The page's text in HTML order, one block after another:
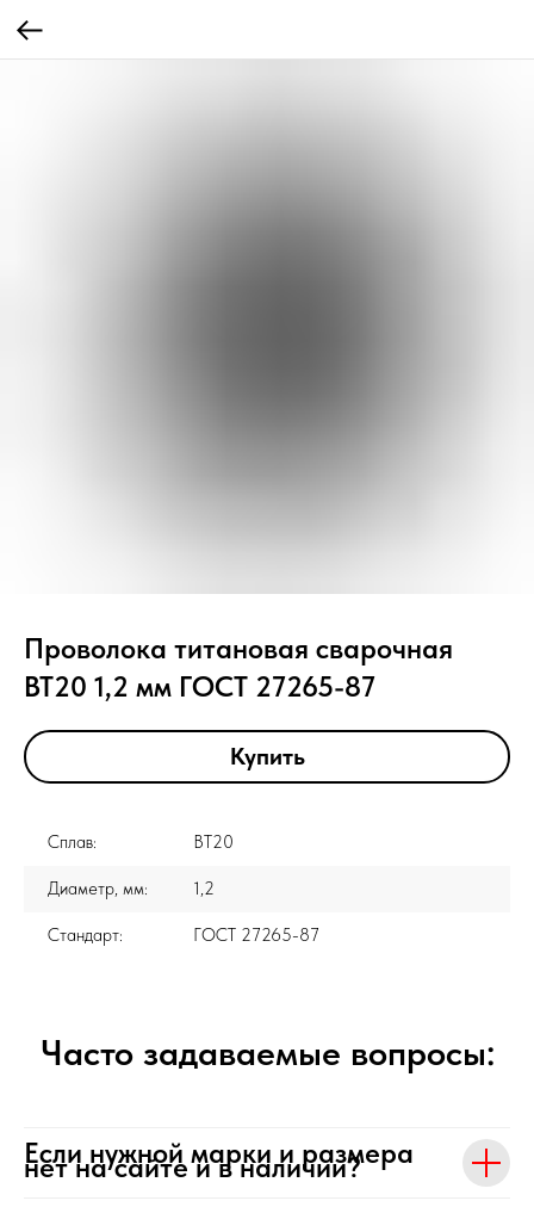
Проволока титановая сварочная
ВТ20 1,2 мм ГОСТ 27265-87
Купить
Сплав: ВТ20
Диаметр, мм: 1,2
Стандарт: ГОСТ 27265-87
Часто задаваемые вопросы:
Если нужной марки и размера
нет на сайте и в наличии?